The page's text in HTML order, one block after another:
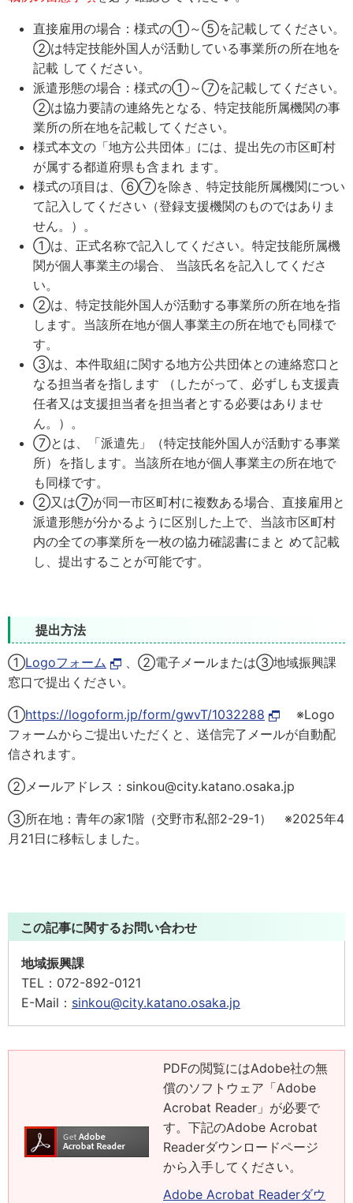
直接雇用の場合：様式の①～⑤を記載してください。
②は特定技能外国人が活動している事業所の所在地を
記載 してください。
派遣形態の場合：様式の①～⑦を記載してください。
②は協力要請の連絡先となる、特定技能所属機関の事
業所の所在地を記載してください。
様式本文の「地方公共団体」には、提出先の市区町村
が属する都道府県も含まれ ます。
様式の項目は、⑥⑦を除き、特定技能所属機関につい
て記入してください（登録支援機関のものではありま
せん。）。
①は、正式名称で記入してください。特定技能所属機
関が個人事業主の場合、 当該氏名を記入してくださ
い。
②は、特定技能外国人が活動する事業所の所在地を指
します。当該所在地が個人事業主の所在地でも同様で
す。
③は、本件取組に関する地方公共団体との連絡窓口と
なる担当者を指します （したがって、必ずしも支援責
任者又は支援担当者を担当者とする必要はありませ
ん。）。
⑦とは、「派遣先」（特定技能外国人が活動する事業
所）を指します。当該所在地が個人事業主の所在地で
も同様です。
②又は⑦が同一市区町村に複数ある場合、直接雇用と
派遣形態が分かるように区別した上で、当該市区町村
内の全ての事業所を一枚の協力確認書にまと めて記載
し、提出することが可能です。
提出方法
①Logoフォーム
、②電子メールまたは③地域振興課
窓口で提出ください。
①https://logoform.jp/form/gwvT/1032288
※Logo
フォームからご提出いただくと、送信完了メールが自動配
信されます。
②メールアドレス：sinkou@city.katano.osaka.jp
③所在地：青年の家1階（交野市私部2-29-1） ※2025年4
月21日に移転しました。
この記事に関するお問い合わせ
地域振興課
TEL： 072-892-0121
E-Mail： sinkou@city.katano.osaka.jp
PDFの閲覧にはAdobe社の無
償のソフトウェア「Adobe
Acrobat Reader」が必要で
す。下記のAdobe Acrobat
Readerダウンロードページ
から入手してください。
Adobe Acrobat Readerダウ